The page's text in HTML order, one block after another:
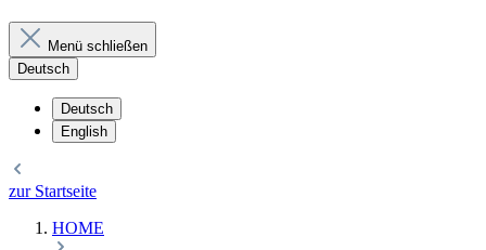
Menü schließen
Deutsch
Deutsch
English
zur Startseite
HOME